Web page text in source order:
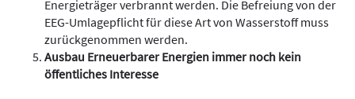
Energieträger verbrannt werden. Die Befreiung von der
EEG-Umlagepflicht für diese Art von Wasserstoff muss
zurückgenommen werden.
Ausbau Erneuerbarer Energien immer noch kein
öffentliches Interesse